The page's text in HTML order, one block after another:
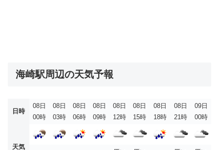
海崎駅周辺の天気予報
日時
08日
00時
08日
03時
08日
06時
08日
09時
08日
12時
08日
15時
08日
18時
08日
21時
09日
00時
天気